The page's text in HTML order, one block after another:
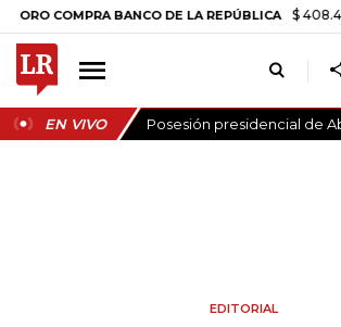
COMPRA BANCO DE LA REPÚBLICA $ 408.498,97
EN VIVO Posesión presidencial de
EDITORIAL